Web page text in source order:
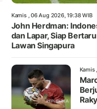
Kamis , 06 Aug 2026, 19:38 WIB
John Herdman:
dan Lapar, Siap
Lawan Singapura
Kamis